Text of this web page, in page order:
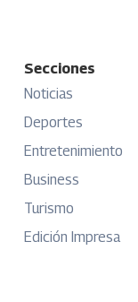
Secciones
Noticias
Deportes
Entretenimiento
Business
Turismo
Edición Impresa